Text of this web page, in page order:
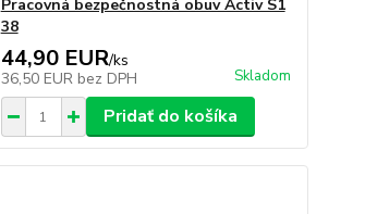
Pracovná bezpečnostná obuv Activ S1
38
44,90 EUR/ks
36,50 EUR bez DPH Skladom
Pridať do košíka